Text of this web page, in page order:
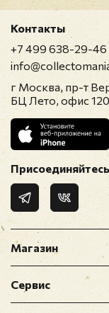
Магазин
Сервис
Контакты
+7 499 638-29-46
г Москва, пр-т
БЦ Лето, офис
Присоединяйтесь